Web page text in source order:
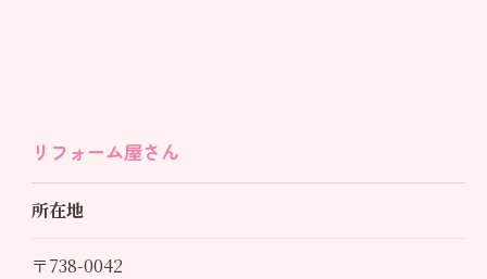
リフォーム屋さん
所在地
〒738-0042